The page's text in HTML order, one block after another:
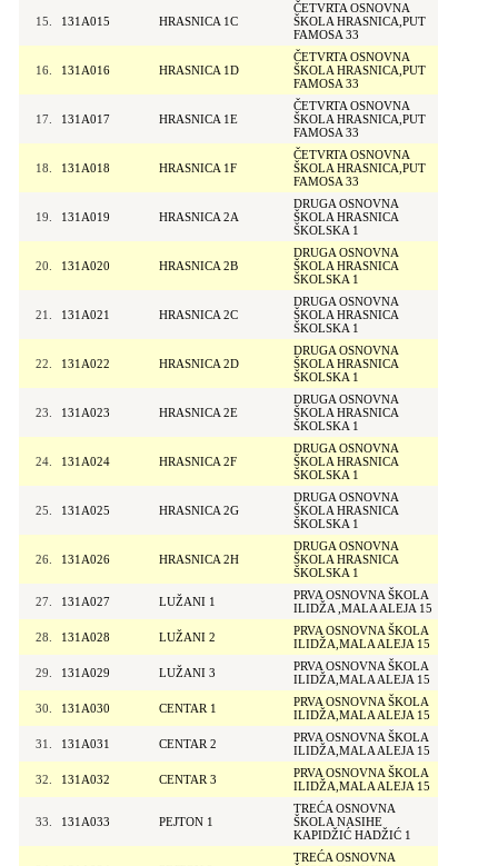
15. 131A015 HRASNICA 1C
ČETVRTA OSNOVNA
ŠKOLA HRASNICA,PUT
FAMOSA 33
16. 131A016 HRASNICA 1D
ČETVRTA OSNOVNA
ŠKOLA HRASNICA,PUT
FAMOSA 33
17. 131A017 HRASNICA 1E
ČETVRTA OSNOVNA
ŠKOLA HRASNICA,PUT
FAMOSA 33
18. 131A018 HRASNICA 1F
ČETVRTA OSNOVNA
ŠKOLA HRASNICA,PUT
FAMOSA 33
19. 131A019 HRASNICA 2A
DRUGA OSNOVNA
ŠKOLA HRASNICA
ŠKOLSKA 1
20. 131A020 HRASNICA 2B
DRUGA OSNOVNA
ŠKOLA HRASNICA
ŠKOLSKA 1
21. 131A021 HRASNICA 2C
DRUGA OSNOVNA
ŠKOLA HRASNICA
ŠKOLSKA 1
22. 131A022 HRASNICA 2D
DRUGA OSNOVNA
ŠKOLA HRASNICA
ŠKOLSKA 1
23. 131A023 HRASNICA 2E
DRUGA OSNOVNA
ŠKOLA HRASNICA
ŠKOLSKA 1
24. 131A024 HRASNICA 2F
DRUGA OSNOVNA
ŠKOLA HRASNICA
ŠKOLSKA 1
25. 131A025 HRASNICA 2G
DRUGA OSNOVNA
ŠKOLA HRASNICA
ŠKOLSKA 1
26. 131A026 HRASNICA 2H
DRUGA OSNOVNA
ŠKOLA HRASNICA
ŠKOLSKA 1
27. 131A027 LUŽANI 1
PRVA OSNOVNA ŠKOLA
ILIDŽA ,MALA ALEJA 15
28. 131A028 LUŽANI 2
PRVA OSNOVNA ŠKOLA
ILIDŽA,MALA ALEJA 15
29. 131A029 LUŽANI 3
PRVA OSNOVNA ŠKOLA
ILIDŽA,MALA ALEJA 15
30. 131A030 CENTAR 1
PRVA OSNOVNA ŠKOLA
ILIDŽA,MALA ALEJA 15
31. 131A031 CENTAR 2
PRVA OSNOVNA ŠKOLA
ILIDŽA,MALA ALEJA 15
32. 131A032 CENTAR 3
PRVA OSNOVNA ŠKOLA
ILIDŽA,MALA ALEJA 15
33. 131A033 PEJTON 1
TREĆA OSNOVNA
ŠKOLA NASIHE
KAPIDŽIĆ HADŽIĆ 1
TREĆA OSNOVNA